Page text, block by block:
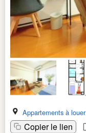
Appartements à
Copier le lien